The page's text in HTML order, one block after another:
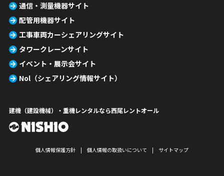
通信・測量機器サイト
配管用機器サイト
工事車両カーシェアリングサイト
タワークレーンサイト
イベント・展示会サイト
Nol（シェアリング情報サイト）
建機（建設機械）・重機レンタルなら西尾レントオール
個人情報保護方針 個人情報の取扱いについて サイトマップ